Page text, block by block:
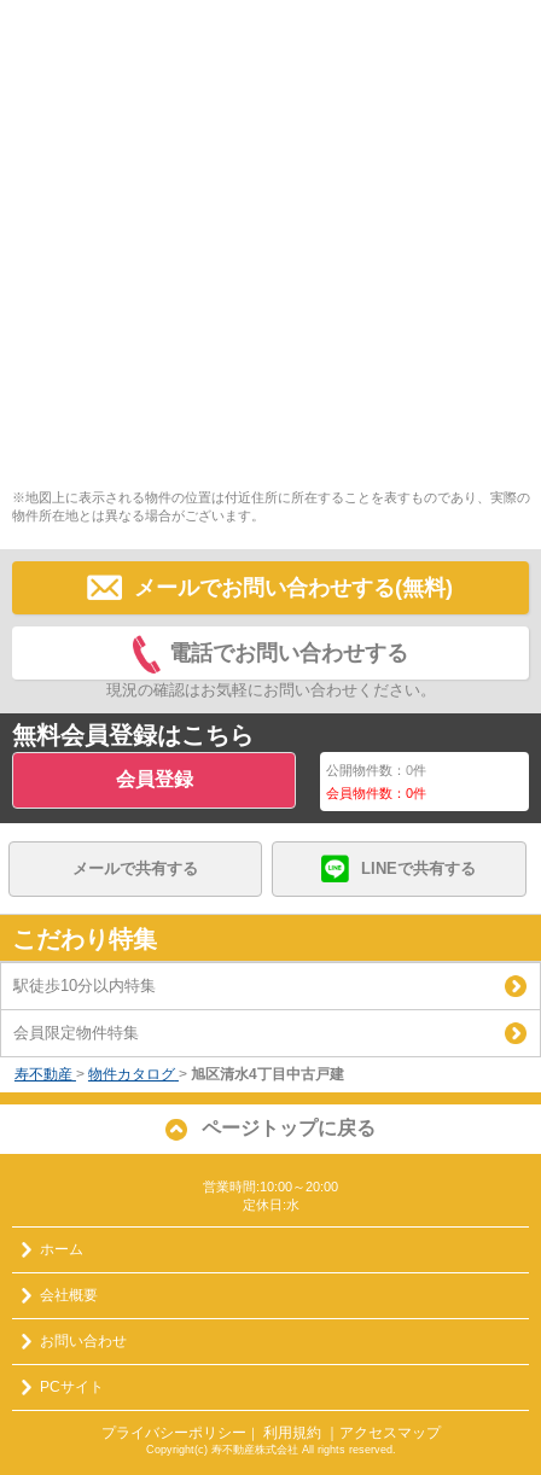
※地図上に表示される物件の位置は付近住所に所在することを表すものであり、実際の
物件所在地とは異なる場合がございます。
メールでお問い合わせする(無料)
電話でお問い合わせする
現況の確認はお気軽にお問い合わせください。
無料会員登録はこちら
会員登録 公開物件数：0件
会員物件数：0件
メールで共有する LINEで共有する
こだわり特集
駅徒歩10分以内特集
会員限定物件特集
寿不動産 > 物件カタログ > 旭区清水4丁目中古戸建
ページトップに戻る
営業時間:10:00～20:00
定休日:水
ホーム
会社概要
お問い合わせ
PCサイト
プライバシーポリシー 利用規約 ｜アクセスマップ
Copyright(c) 寿不動産株式会社 All rights reserved.